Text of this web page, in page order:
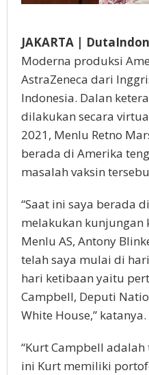
JAKARTA |
Moderna produksi
AstraZeneca dari
Indonesia. Dalan
dilakukan secara
2021, Menlu Retno
berada di Amerika
masalah vaksin
“Saat ini saya berada
melakukan kunjungan
Menlu AS, Antony
telah saya mulai di
hari ketibaan yaitu
Campbell, Deputi
White House,” katanya.
“Kurt Campbell
ini Kurt memiliki